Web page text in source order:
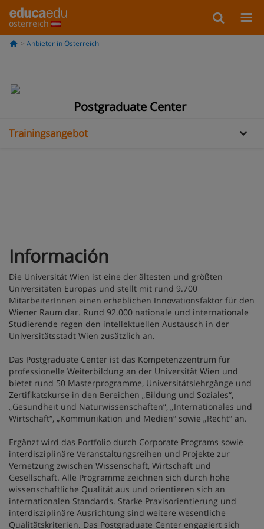
österreich
Anbieter in Österreich
Postgraduate Center
Trainingsangebot
Información
Die Universität Wien ist eine der ältesten und größten
Universitäten Europas und stellt mit rund 9.700
MitarbeiterInnen einen erheblichen Innovationsfaktor für den
Wiener Raum dar. Rund 92.000 nationale und internationale
Studierende regen den intellektuellen Austausch in der
Universitätsstadt Wien zusätzlich an.
Das Postgraduate Center ist das Kompetenzzentrum für
professionelle Weiterbildung an der Universität Wien und
bietet rund 50 Masterprogramme, Universitätslehrgänge und
Zertifikatskurse in den Bereichen „Bildung und Soziales“,
„Gesundheit und Naturwissenschaften“, „Internationales und
Wirtschaft“, „Kommunikation und Medien“ sowie „Recht“ an.
Ergänzt wird das Portfolio durch Corporate Programs sowie
interdisziplinäre Veranstaltungsreihen und Projekte zur
Vernetzung zwischen Wissenschaft, Wirtschaft und
Gesellschaft. Alle Programme zeichnen sich durch hohe
wissenschaftliche Qualität aus und orientieren sich an
internationalen Standards. Starke Praxisorientierung und
interdisziplinäre Ausrichtung sind weitere wesentliche
Qualitätskriterien. Das Postgraduate Center engagiert sich